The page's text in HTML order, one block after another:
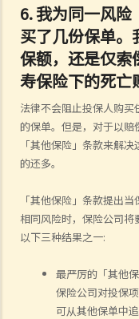
6.我为同一风险
买了几份保单。
保额，还是仅索
寿保险下的死亡
法律不会阻止投保人购
的保单。但是，对于以
「其他保险」条款来解
的还多。
「其他保险」条款提出
相同风险时，保险公司将
以下三种结果之一:
最严厉的「其他
保险公司对投保
可从其他保单中追